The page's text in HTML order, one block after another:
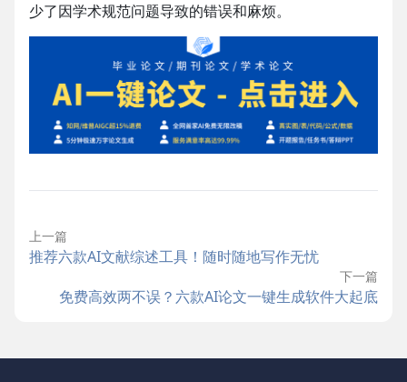
少了因学术规范问题导致的错误和麻烦。
上一篇
推荐六款AI文献综述工具！随时随地写作无忧
下一篇
免费高效两不误？六款AI论文一键生成软件大起底